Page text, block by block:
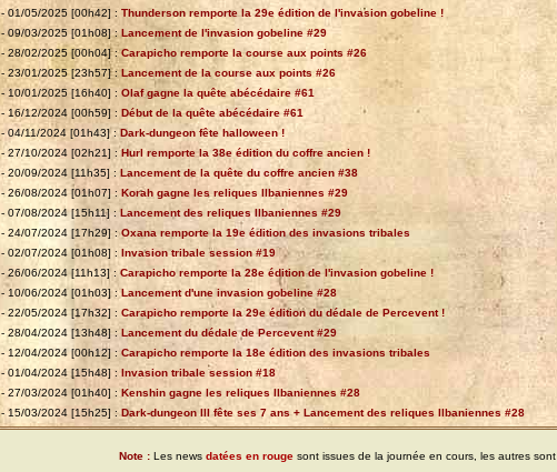
- 01/05/2025 [00h42] : Thunderson remporte la 29e édition de l'invasion gobeline !
- 09/03/2025 [01h08] :Lancement de l'invasion gobeline #29
- 28/02/2025 [00h04] :Carapicho remporte la course aux points #26
- 23/01/2025 [23h57] :Lancement de la course aux points #26
- 10/01/2025 [16h40] : Olaf gagne la quête abécédaire #61
- 16/12/2024 [00h59] : Début de la quête abécédaire #61
- 04/11/2024 [01h43] :Dark-dungeon fête halloween !
- 27/10/2024 [02h21] :Hurl remporte la 38e édition du coffre ancien !
- 20/09/2024 [11h35] : Lancement de la quête du coffre ancien #38
- 26/08/2024 [01h07] : Korah gagne les reliques Ilbaniennes #29
- 07/08/2024 [15h11] :Lancement des reliques Ilbaniennes #29
- 24/07/2024 [17h29] :Oxana remporte la 19e édition des invasions tribales
- 02/07/2024 [01h08] : Invasion tribale session #19
- 26/06/2024 [11h13] :Carapicho remporte la 28e édition de l'invasion gobeline !
- 10/06/2024 [01h03] :Lancement d'une invasion gobeline #28
- 22/05/2024 [17h32] : Carapicho remporte la 29e édition du dédale de Percevent !
- 28/04/2024 [13h48] : Lancement du dédale de Percevent #29
- 12/04/2024 [00h12] : Carapicho remporte la 18e édition des invasions tribales
- 01/04/2024 [15h48] : Invasion tribale session #18
- 27/03/2024 [01h40] : Kenshin gagne les reliques Ilbaniennes #28
- 15/03/2024 [15h25] :Dark-dungeon III fête ses 7 ans + Lancement des reliques Ilbaniennes #28
Note :Les news datées en rougesont issues de la journée en cours, les autres sont